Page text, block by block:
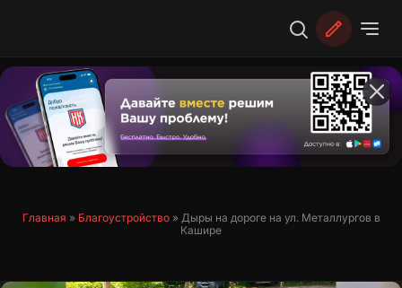
Главная » Благоустройство» Дыры на дороге на ул. Металлургов в
Кашире